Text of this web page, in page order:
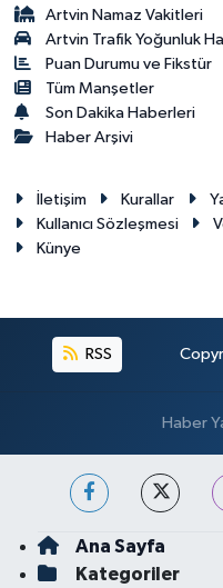
Artvin Namaz Vakitleri
Artvin Trafik Yoğunluk
Puan Durumu ve Fikstür
Tüm Manşetler
Son Dakika Haberleri
Haber Arşivi
İletişim Kurallar
Kullanıcı Sözleşmesi
Künye
RSS
Haber
Ana Sayfa
Kategoriler